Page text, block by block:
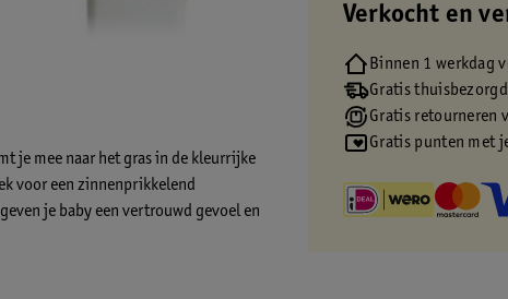
je mee naar het gras in de kleurrijke
voor een zinnenprikkelend
je baby een vertrouwd gevoel en
speelt tot 30 minuten niet-
Verkocht en
Binnen 1 werkdag
Gratis thuisbezorgd
Gratis retourneren
Gratis punten met